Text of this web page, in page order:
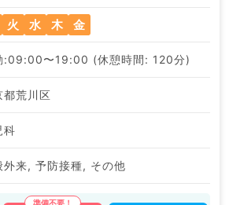
火 水 木 金
:09:00〜19:00 (休憩時間: 120分)
都荒川区
科
外来, 予防接種, その他